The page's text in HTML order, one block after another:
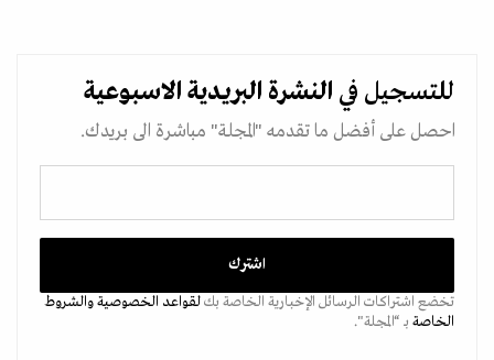
للتسجيل في النشرة البريدية الاسبوعية
احصل على أفضل ما تقدمه "المجلة" مباشرة الى بريدك.
تخضع اشتراكات الرسائل الإخبارية الخاصة بكلقواعد الخصوصيةوالشروط
الخاصة بـ “المجلة".